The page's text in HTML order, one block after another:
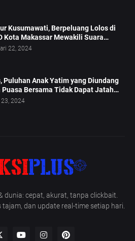
Kusumawati, Berpeluang Lolos di
Kota Makassar Mewakili Suara
Dapil 2
22, 2024
Puluhan Anak Yatim yang Diundang
Puasa Bersama Tidak Dapat Jatah
dan Infaq
23, 2024
dunia: cepat, akurat, tanpa clickbait.
dan update real-time setiap hari.